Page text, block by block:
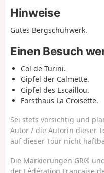
Hinweise
Gutes Bergschuhwerk.
Einen Besuch
Col de Turini.
Gipfel der Calmette.
Gipfel des Escaillou.
Forsthaus La Croisette.
Sei stets vorsichtig und
Autor / die Autorin dieser
auf dieser Tour nicht
Die Markierungen GR®